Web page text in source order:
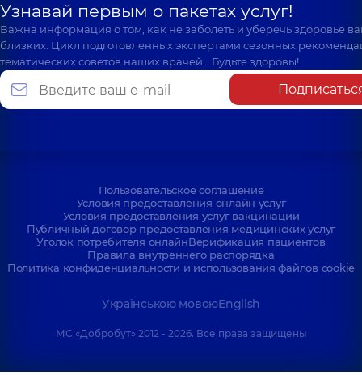
Узнавай первым о пакетах услуг!
Важна информация о том, как не заболеть и уберечь здоровье
близких. Цикл подготовленных экспертами сезонных
тематических советов наших врачей… Будьте здоровы!
Пользовательское соглашение
Условия предоставления онлайн услуг
Условия предоставления услуг вакцинации
Публичный договор предоставления медицинских услуг
Уголок потребителя онлайнВерификация пациентов
Правила внутреннего распорядка
Политика конфиденциальности и использования файлов cookie
Українською мовоюEnglish
МС «Добробут» 2012 - 2026. Все права защищены